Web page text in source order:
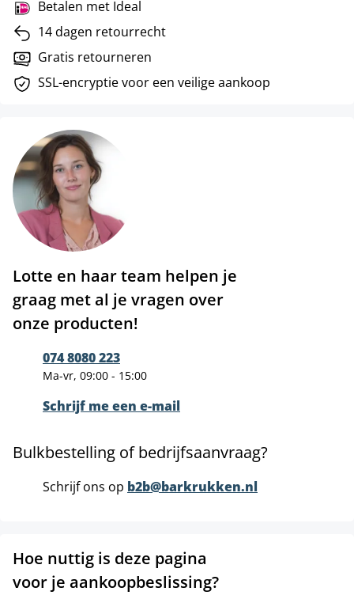
Betalen met Ideal
14 dagen retourrecht
Gratis retourneren
SSL-encryptie voor een veilige aankoop
Lotte en haar team helpen je
graag met al je vragen over
onze producten!
074 8080 223
Ma-vr, 09:00 - 15:00
Schrijf me een e-mail
Bulkbestelling of bedrijfsaanvraag?
Schrijf ons op b2b@barkrukken.nl
Hoe nuttig is deze pagina
voor je aankoopbeslissing?